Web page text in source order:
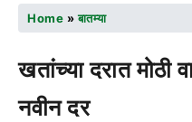
Home »बातम्या
खतांच्या दरात मोठी
नवीन दर